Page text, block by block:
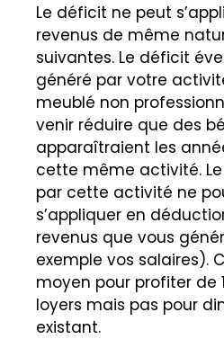
Le déficit ne peut
revenus de même
suivantes. Le déficit
généré par votre
meublé non
venir réduire que des
apparaîtraient les
cette même activité.
par cette activité ne
s’appliquer en
revenus que vous
exemple vos salaires).
moyen pour profiter de
loyers mais pas pour
existant.